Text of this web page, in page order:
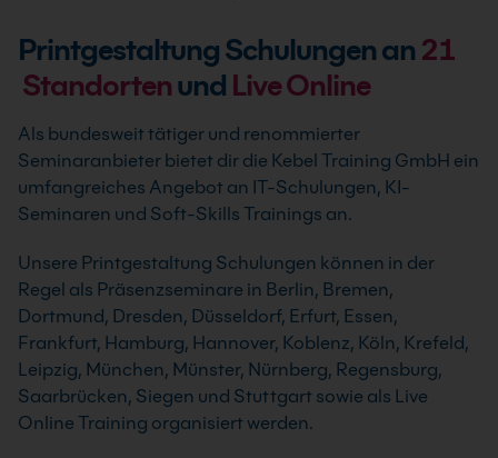
Printgestaltung Schulungen an 21
Standortenund Live Online
Als bundesweit tätiger und renommierter
Seminaranbieter bietet dir die Kebel Training GmbH ein
umfangreiches Angebot an IT-Schulungen, KI-
Seminaren und Soft-Skills Trainings an.
Unsere Printgestaltung Schulungen können in der
Regel als Präsenzseminare in Berlin, Bremen,
Dortmund, Dresden, Düsseldorf, Erfurt, Essen,
Frankfurt, Hamburg, Hannover, Koblenz, Köln, Krefeld,
Leipzig, München, Münster, Nürnberg, Regensburg,
Saarbrücken, Siegen und Stuttgart sowie als Live
Online Training organisiert werden.